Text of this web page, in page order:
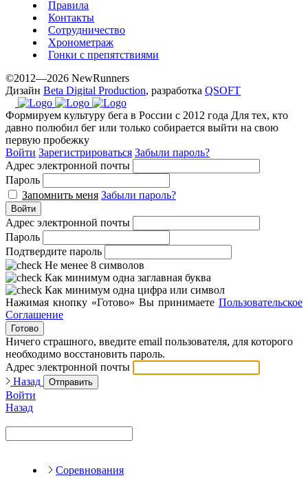
Правила
Контакты
Сотрудничество
Хронометраж
Гонки с препятствиями
©2012—2026 NewRunners
Дизайн Beta Digital Production, разработка QSOFT
Формируем культуру бега в России с 2012 года Для тех, кто
давно полюбил бег или только собирается выйти на свою
первую пробежку
Войти Зарегистрироваться Забыли пароль?
Адрес электронной почты
Пароль
Запомнить меня Забыли пароль?
Войти
Адрес электронной почты
Пароль
Подтвердите пароль
Не менее 8 символов
Как минимум одна заглавная буква
Как минимум одна цифра или символ
Нажимая кнопку «Готово» Вы принимаете Пользовательское
Соглашение
Готово
Ничего страшного, введите email пользователя, для которого
необходимо восстановить пароль.
Адрес электронной почты
Назад
Отправить
Войти
Назад
Соревнования